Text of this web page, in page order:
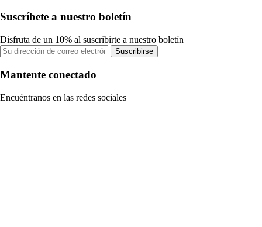
Suscríbete a nuestro boletín
Disfruta de un 10% al suscribirte a nuestro boletín
Suscribirse
Mantente conectado
Encuéntranos en las redes sociales